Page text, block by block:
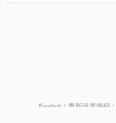
English | 重新设置密码|